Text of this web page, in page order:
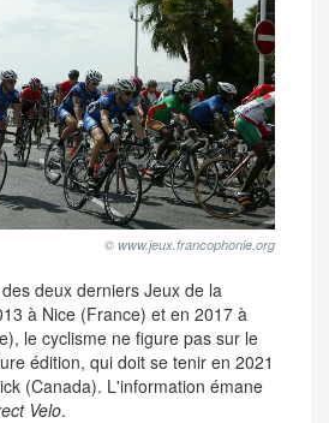
© www.jeux.francophonie.org
deux derniers Jeux de la
à Nice (France) et en 2017 à
le cyclisme ne figure pas sur le
édition, qui doit se tenir en 2021
(Canada). L'information émane
Velo.